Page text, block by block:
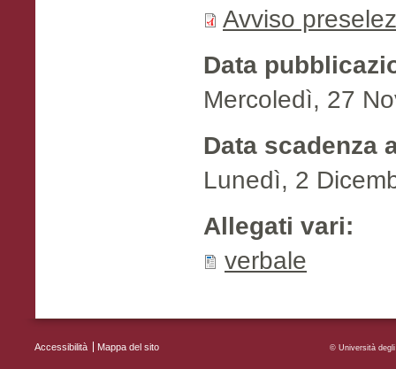
Avviso
Data
Mercoledì, 27
Data scadenza
Lunedì, 2
Allegati vari:
verbale
© Università degli
MENU FOOTER
Accessibilità Mappa del sito